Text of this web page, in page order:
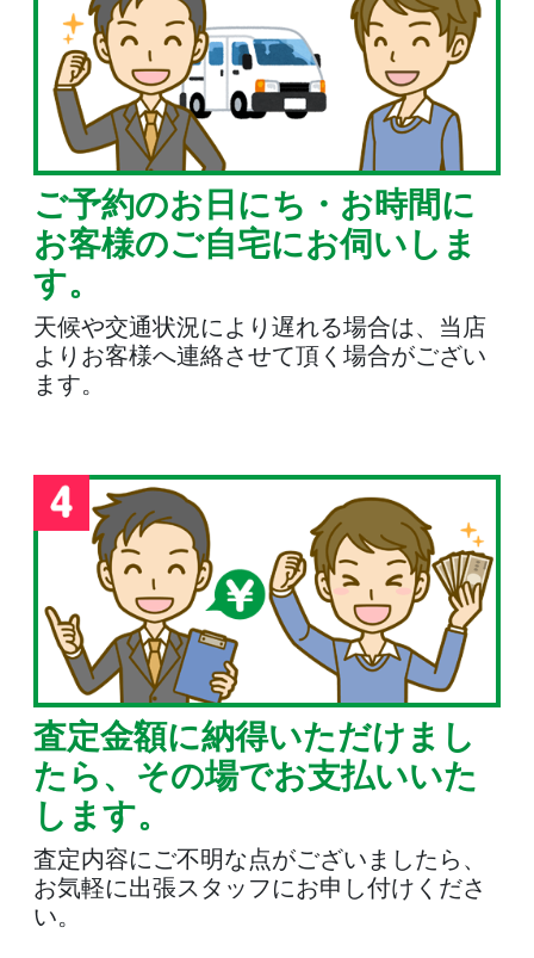
ご予約のお日にち・お時間に
お客様のご自宅にお伺いしま
す。
天候や交通状況により遅れる場合は、当店
よりお客様へ連絡させて頂く場合がござい
ます。
査定金額に納得いただけまし
たら、その場でお支払いいた
します。
査定内容にご不明な点がございましたら、
お気軽に出張スタッフにお申し付けくださ
い。